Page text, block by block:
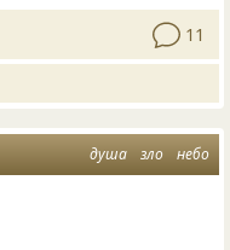
11
душа зло небо